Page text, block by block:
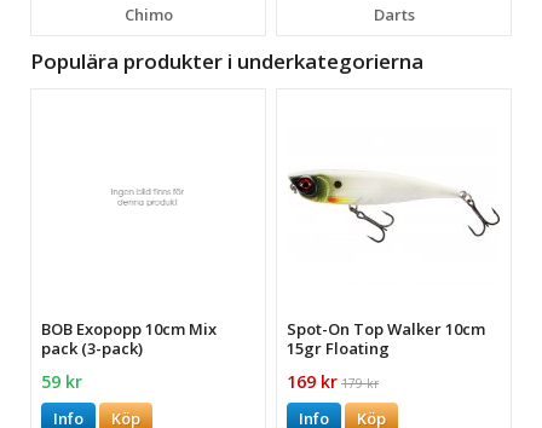
Chimo Darts
Populära produkter i underkategorierna
BOB Exopopp 10cm Mix
pack (3-pack)
59 kr
Info Köp
Spot-On Top Walker 10cm
15gr Floating
169 kr 179 kr
Info Köp